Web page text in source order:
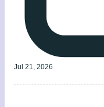
Jul 21, 2026